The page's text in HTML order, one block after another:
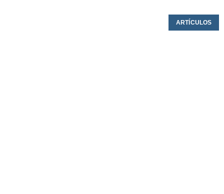
ARTÍCULOS